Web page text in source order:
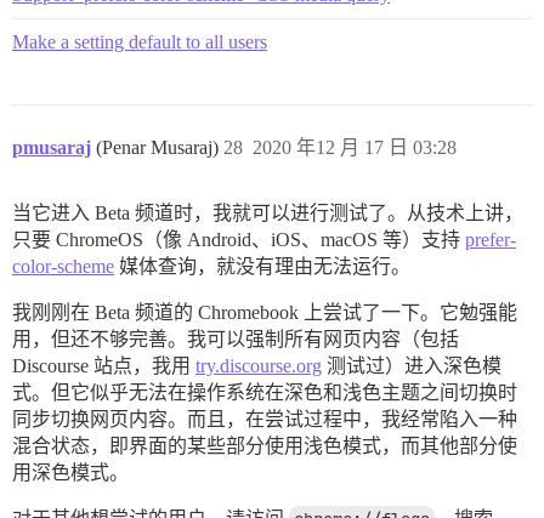
Make a setting default to all users
pmusaraj (Penar Musaraj) 2020 年12 月 17 日 03:28
28
当它进入 Beta 频道时，我就可以进行测试了。从技术上讲，
只要 ChromeOS（像 Android、iOS、macOS 等）支持 prefer-
color-scheme 媒体查询，就没有理由无法运行。
我刚刚在 Beta 频道的 Chromebook 上尝试了一下。它勉强能
用，但还不够完善。我可以强制所有网页内容（包括
Discourse 站点，我用 try.discourse.org 测试过）进入深色模
式。但它似乎无法在操作系统在深色和浅色主题之间切换时
同步切换网页内容。而且，在尝试过程中，我经常陷入一种
混合状态，即界面的某些部分使用浅色模式，而其他部分使
用深色模式。